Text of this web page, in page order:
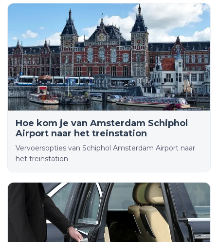
Hoe kom je van Amsterdam Schiphol
Airport naar het treinstation
Vervoersopties van Schiphol Amsterdam Airport naar
het treinstation